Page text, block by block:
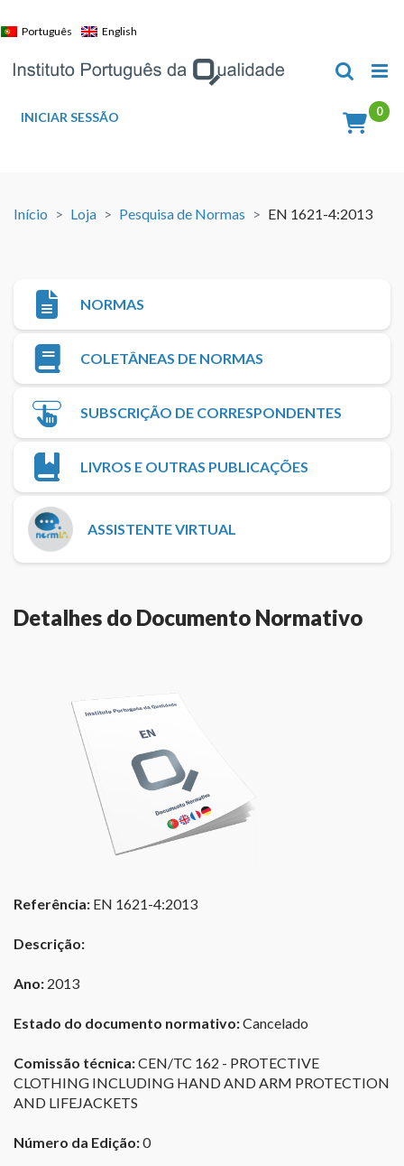
to
Português English
INICIAR SESSÃO
Início Loja Pesquisa de Normas EN 1621-4:2013
NORMAS
COLETÂNEAS DE NORMAS
SUBSCRIÇÃO DE CORRESPONDENTES
LIVROS E OUTRAS PUBLICAÇÕES
ASSISTENTE VIRTUAL
Detalhes do Documento Normativo
Referência: EN 1621-4:2013
Descrição:
Ano: 2013
Estado do documento normativo:Cancelado
Comissão técnica:CEN/TC 162 - PROTECTIVE
CLOTHING INCLUDING HAND AND ARM PROTECTION
AND LIFEJACKETS
Número da Edição:0